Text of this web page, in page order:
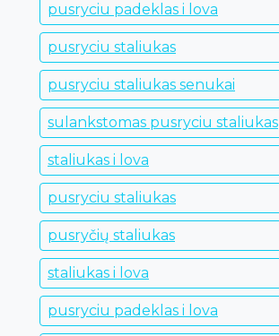
pusryciu padeklas i lova
pusryciu staliukas
pusryciu staliukas senukai
sulankstomas pusryciu staliukas
staliukas i lova
pusryciu staliukas
pusryčių staliukas
staliukas i lova
pusryciu padeklas i lova